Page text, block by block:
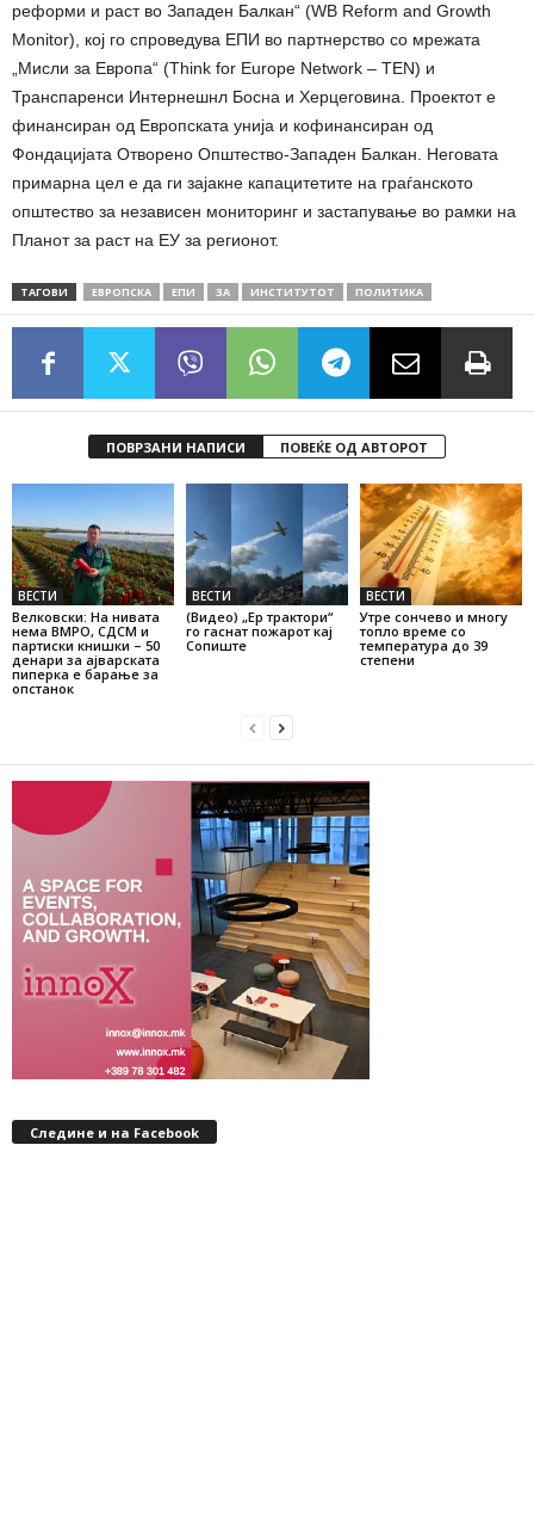
реформи и раст во Западен Балкан“ (WB Reform and Growth
Monitor), кој го спроведува ЕПИ во партнерство со мрежата
„Мисли за Европа“ (Think for Europe Network – TEN) и
Транспаренси Интернешнл Босна и Херцеговина. Проектот е
финансиран од Европската унија и кофинансиран од
Фондацијата Отворено Општество-Западен Балкан. Неговата
примарна цел е да ги зајакне капацитетите на граѓанското
општество за независен мониторинг и застапување во рамки на
Планот за раст на ЕУ за регионот.
ТАГОВИ ЕВРОПСКА ЕПИ ЗА ИНСТИТУТОТ ПОЛИТИКА
ПОВРЗАНИ НАПИСИ ПОВЕЌЕ ОД АВТОРОТ
ВЕСТИ
Велковски: На нивата
нема ВМРО, СДСМ и
партиски книшки – 50
денари за ајварската
пиперка е барање за
опстанок
ВЕСТИ
(Видео) „Ер трактори“
го гаснат пожарот кај
Сопиште
ВЕСТИ
Утре сончево и многу
топло време со
температура до 39
степени
Следине и на Facebook